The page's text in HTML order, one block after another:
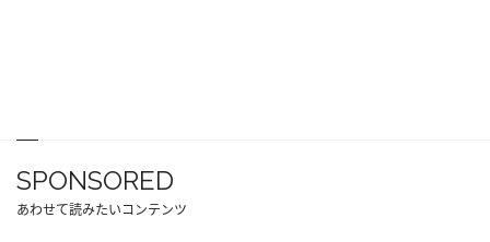
SPONSORED
あわせて読みたいコンテンツ